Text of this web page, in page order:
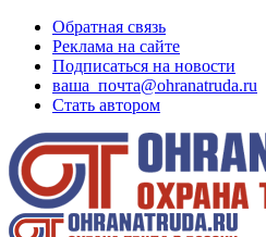
Обратная связь
Реклама на сайте
Подписаться на новости
ваша_почта@ohranatruda.ru
Стать автором